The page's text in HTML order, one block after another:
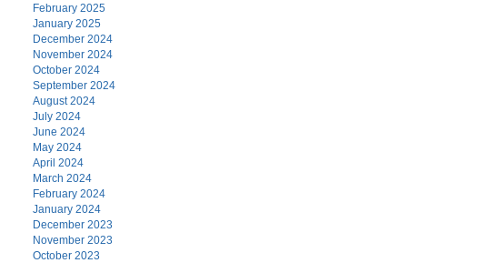
February 2025
January 2025
December 2024
November 2024
October 2024
September 2024
August 2024
July 2024
June 2024
May 2024
April 2024
March 2024
February 2024
January 2024
December 2023
November 2023
October 2023